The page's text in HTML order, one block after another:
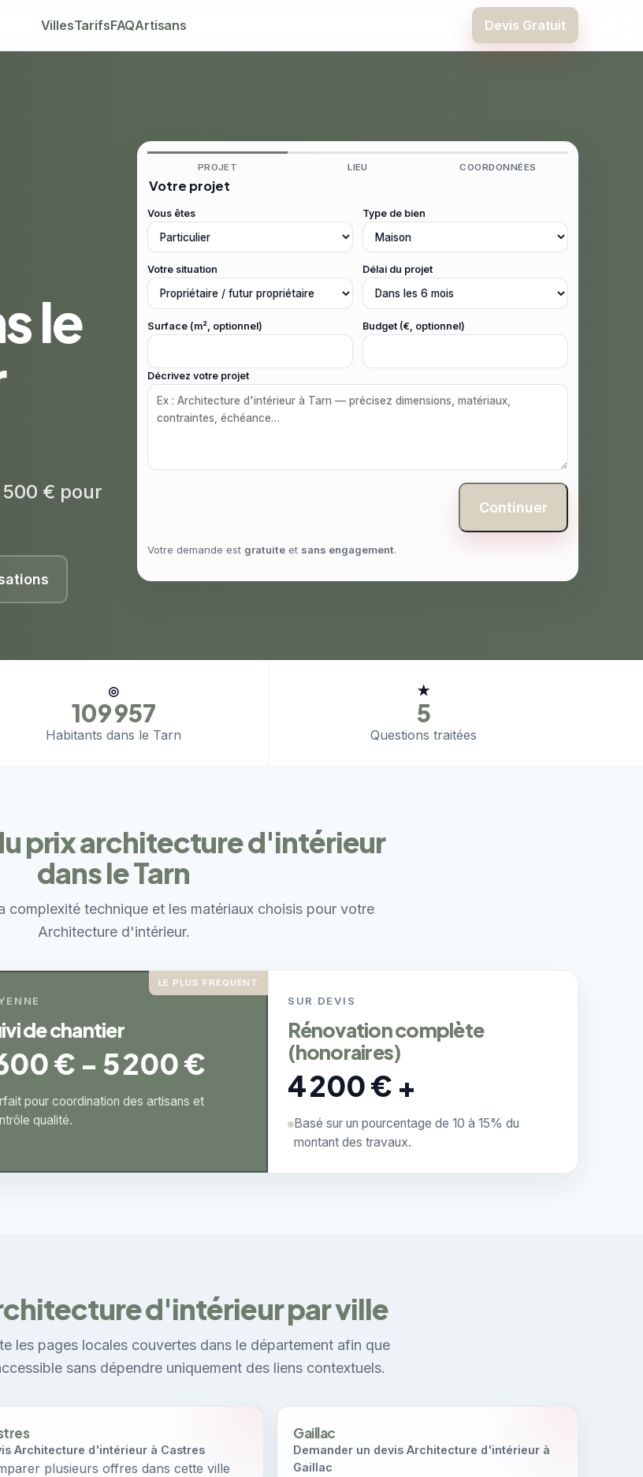
VillesTarifsFAQArtisans Devis Gratuit
le
€ pour
PROJET LIEU COORDONNÉES
Votre projet
Vous êtes Type de bien
Votre situation Délai du projet
Surface (m², optionnel) Budget (€, optionnel)
Décrivez votre projet
Continuer
Votre demande est gratuite et sans engagement.
◎
109 957
Habitants dans le Tarn
★
5
Questions traitées
prix architecture d'intérieur
dans le Tarn
complexité technique et les matériaux choisis pour votre
Architecture d'intérieur.
LE PLUS FRÉQUENT
de chantier
€ - 5 200 €
pour coordination des artisans et
qualité.
SUR DEVIS
Rénovation complète
(honoraires)
4 200 € +
Basé sur un pourcentage de 10 à 15% du
montant des travaux.
d'intérieur par ville
les pages locales couvertes dans le département afin que
sans dépendre uniquement des liens contextuels.
Architecture d'intérieur à Castres
plusieurs offres dans cette ville
Gaillac
Demander un devis Architecture d'intérieur à
Gaillac